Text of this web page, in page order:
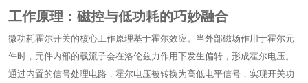
工作原理：磁控与低功耗的巧妙融合
微功耗霍尔开关的核心工作原理基于霍尔效应。当外部磁场作用于霍尔元
件时，元件内部的载流子会在洛伦兹力作用下发生偏转，形成霍尔电压。
通过内置的信号处理电路，霍尔电压被转换为高低电平信号，实现开关功